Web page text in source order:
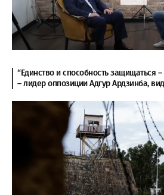
“Единство и способность защищаться
– лидер оппозиции Адгур Ардзинба,